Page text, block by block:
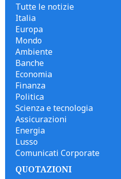
Tutte le notizie
Italia
Europa
Mondo
Ambiente
Banche
Economia
Finanza
Politica
Scienza e tecnologia
Assicurazioni
Energia
Lusso
Comunicati Corporate
QUOTAZIONI